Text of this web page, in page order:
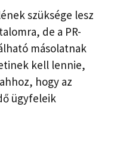
szüksége lesz
de a PR-
másolatnak
kell lennie,
hogy az
ügyfeleik